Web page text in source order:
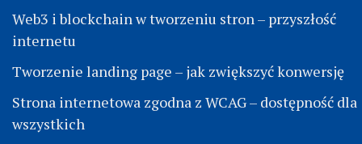
Web3 i blockchain w tworzeniu stron – przyszłość
internetu
Tworzenie landing page – jak zwiększyć konwersję
Strona internetowa zgodna z WCAG – dostępność dla
wszystkich